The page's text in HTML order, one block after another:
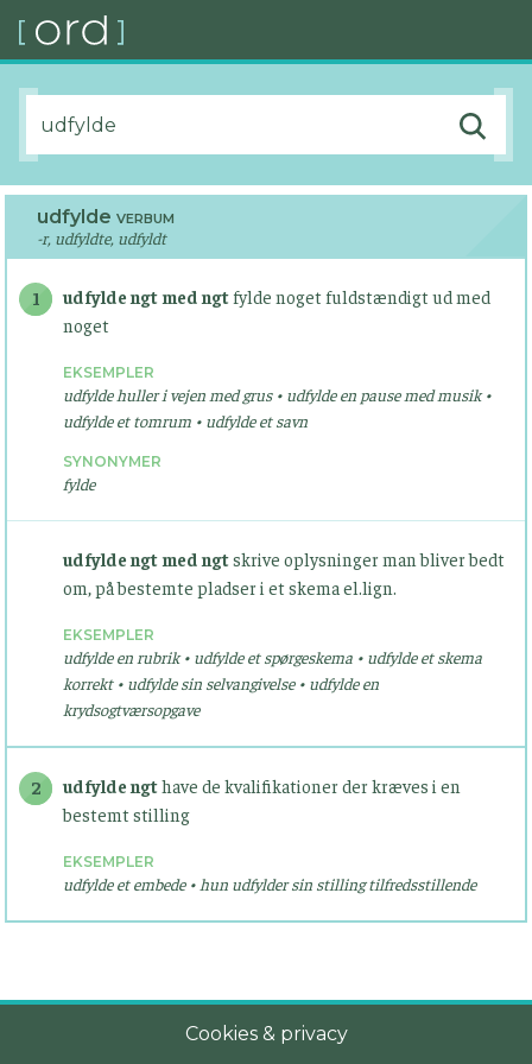
udfylde VERBUM
-r, udfyldte, udfyldt
1 udfylde ngt med ngtfylde noget fuldstændigt ud med
noget
EKSEMPLER
udfylde huller i vejen med grus • udfylde en pause med musik •
udfylde et tomrum • udfylde et savn
SYNONYMER
fylde
udfylde ngt med ngtskrive oplysninger man bliver bedt
om, på bestemte pladser i et skema el.lign.
EKSEMPLER
udfylde en rubrik • udfylde et spørgeskema • udfylde et skema
korrekt • udfylde sin selvangivelse • udfylde en
krydsogtværsopgave
2 udfylde ngthave de kvalifikationer der kræves i en
bestemt stilling
EKSEMPLER
udfylde et embede • hun udfylder sin stilling tilfredsstillende
Cookies & privacy